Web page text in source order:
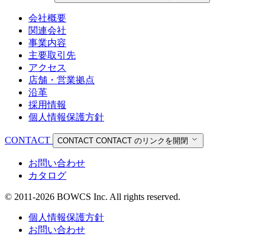
会社概要
関連会社
事業内容
主要取引先
アクセス
店舗・営業拠点
沿革
採用情報
個人情報保護方針
CONTACT CONTACT CONTACT のリンクを開閉
お問い合わせ
カタログ
© 2011-2026 BOWCS Inc. All rights reserved.
個人情報保護方針
お問い合わせ